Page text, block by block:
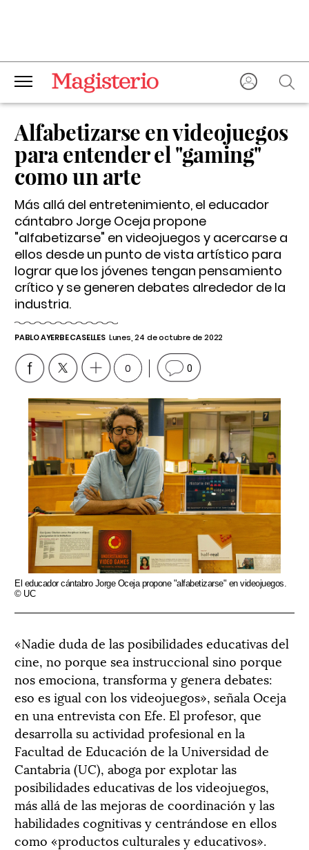
Alfabetizarse en videojuegos
para entender el "gaming"
como un arte
Más allá del entretenimiento, el educador
cántabro Jorge Oceja propone
"alfabetizarse" en videojuegos y acercarse a
ellos desde un punto de vista artístico para
lograr que los jóvenes tengan pensamiento
crítico y se generen debates alrededor de la
industria.
PABLO AYERBE CASELLES Lunes, 24 de octubre de 2022
0 0
El educador cántabro Jorge Oceja propone "alfabetizarse" en videojuegos.
© UC
«Nadie duda de las posibilidades educativas del
cine, no porque sea instruccional sino porque
nos emociona, transforma y genera debates:
eso es igual con los videojuegos», señala Oceja
en una entrevista con Efe. El profesor, que
desarrolla su actividad profesional en la
Facultad de Educación de la Universidad de
Cantabria (UC), aboga por explotar las
posibilidades educativas de los videojuegos,
más allá de las mejoras de coordinación y las
habilidades cognitivas y centrándose en ellos
como «productos culturales y educativos».